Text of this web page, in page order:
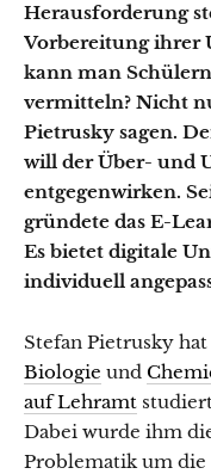
Herausforderung
Vorbereitung ihrer
kann man
vermitteln? Nicht
Pietrusky sagen.
will der Über- und
entgegenwirken.
gründete das E-
Es bietet digitale
individuell
Stefan Pietrusky hat
Biologie und
auf Lehramt
Dabei wurde ihm
Problematik um die